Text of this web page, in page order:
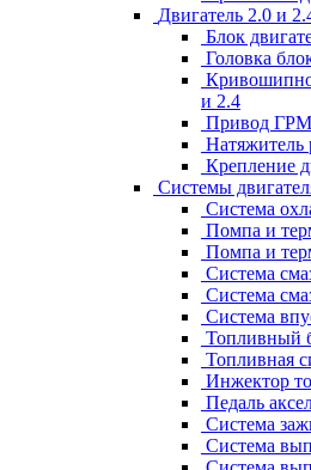
Двигатель 2.0 и
Блок
Головка
и 2.4
Привод ГРМ
Натяжитель
Крепление
Системы
Система
Помпа и
Помпа и
Система
Система
Система
Топливный
Топливная
Инжектор
Педаль
Система
Система